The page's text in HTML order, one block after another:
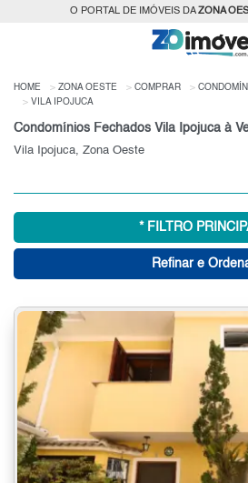
O PORTAL DE IMÓVEIS DAZONA
HOME ZONA OESTE COMPRAR
VILA IPOJUCA
Vila Ipojuca, Zona Oeste
* FILTRO
Refinar e